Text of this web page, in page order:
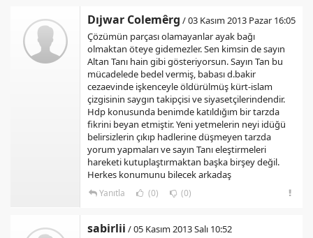
Dıjwar Colemêrg / 03 Kasım 2013 Pazar 16:05
Çözümün parçası olamayanlar ayak bağı
olmaktan öteye gidemezler. Sen kimsin de sayın
Altan Tanı hain gibi gösteriyorsun. Sayın Tan bu
mücadelede bedel vermiş, babası d.bakir
cezaevinde işkenceyle öldürülmüş kürt-islam
çizgisinin saygın takipçisi ve siyasetçilerindendir.
Hdp konusunda benimde katıldığım bir tarzda
fikrini beyan etmiştir. Yeni yetmelerin neyi idüğü
belirsizlerin çıkıp hadlerine düşmeyen tarzda
yorum yapmaları ve sayın Tanı eleştirmeleri
hareketi kutuplaştırmaktan başka birşey değil.
Herkes konumunu bilecek arkadaş
Yanıtla (0) (0)
sabirlii / 05 Kasım 2013 Salı 10:52